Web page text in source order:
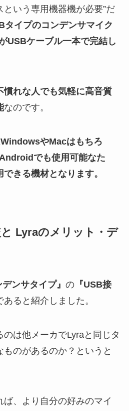
という専用機器機が必要”だ
タイプのコンデンサマイク
USBケーブル一本で完結し
慣れな人でも気軽に高音質
なのです。
やMacはもちろ
でも使用可能なた
きる機材となります。
Lyraのメリット・デ
デンサタイプ』 の『USB接
ると紹介しました。
は他メーカでLyraと同じタ
のがあるのか？というと
ば、より自分の好みのマイ